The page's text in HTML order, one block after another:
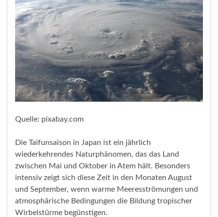
Quelle: pixabay.com
Die Taifunsaison in Japan ist ein jährlich
wiederkehrendes Naturphänomen, das das Land
zwischen Mai und Oktober in Atem hält. Besonders
intensiv zeigt sich diese Zeit in den Monaten August
und September, wenn warme Meeresströmungen und
atmosphärische Bedingungen die Bildung tropischer
Wirbelstürme begünstigen.